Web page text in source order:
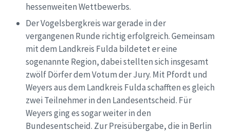
hessenweiten Wettbewerbs.
Der Vogelsbergkreis war gerade in der
vergangenen Runde richtig erfolgreich. Gemeinsam
mit dem Landkreis Fulda bildetet er eine
sogenannte Region, dabei stellten sich insgesamt
zwölf Dörfer dem Votum der Jury. Mit Pfordt und
Weyers aus dem Landkreis Fulda schafften es gleich
zwei Teilnehmer in den Landesentscheid. Für
Weyers ging es sogar weiter in den
Bundesentscheid. Zur Preisübergabe, die in Berlin